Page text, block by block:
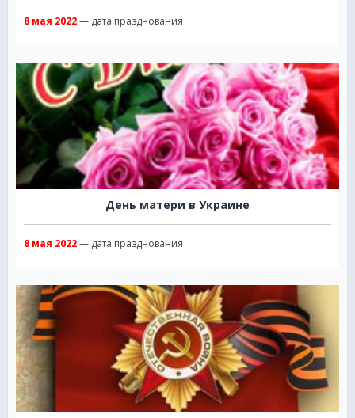
8 мая 2022— дата празднования
День матери в Украине
8 мая 2022— дата празднования